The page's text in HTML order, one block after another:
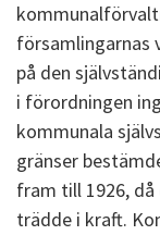
församlingarnas
på den
i förordningen
kommunala
gränser
fram till 1926,
trädde i kraft.